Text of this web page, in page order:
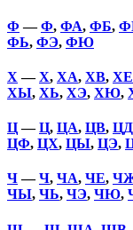
Ф —Ф, ФА, ФБ,
ФЬ, ФЭ, ФЮ
Х —Х, ХА, ХВ, ХЕ
ХЫ, ХЬ, ХЭ, ХЮ,
Ц—Ц, ЦА, ЦВ, ЦД
ЦФ, ЦХ, ЦЫ, ЦЭ,
Ч—Ч, ЧА, ЧЕ,
ЧЫ, ЧЬ, ЧЭ, ЧЮ,